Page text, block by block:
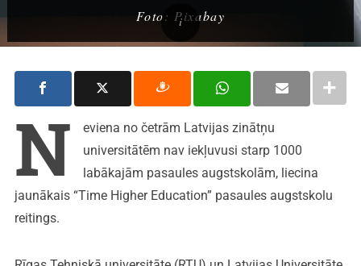
Foto: Pixabay
N
eviena no četrām Latvijas zinātņu
universitātēm nav iekļuvusi starp 1000
labākajām pasaules augstskolām, liecina
jaunākais “Time Higher Education” pasaules augstskolu
reitings.